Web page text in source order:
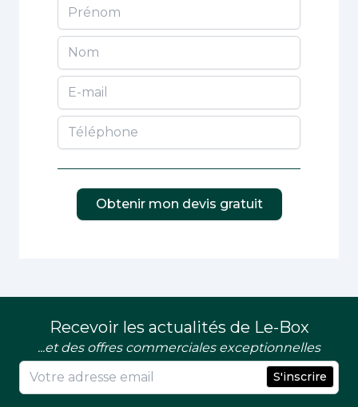
Obtenir mon devis gratuit
Recevoir les actualités de Le-Box
...et des offres commerciales exceptionnelles
S'inscrire